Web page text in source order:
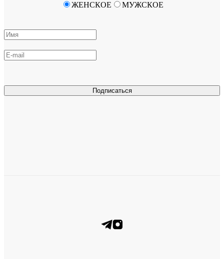
Подписаться
ЖЕНСКОЕ МУЖСКОЕ